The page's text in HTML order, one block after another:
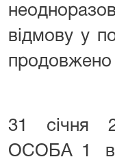
відмову у
продовжено
31 січня
ОСОБА_1